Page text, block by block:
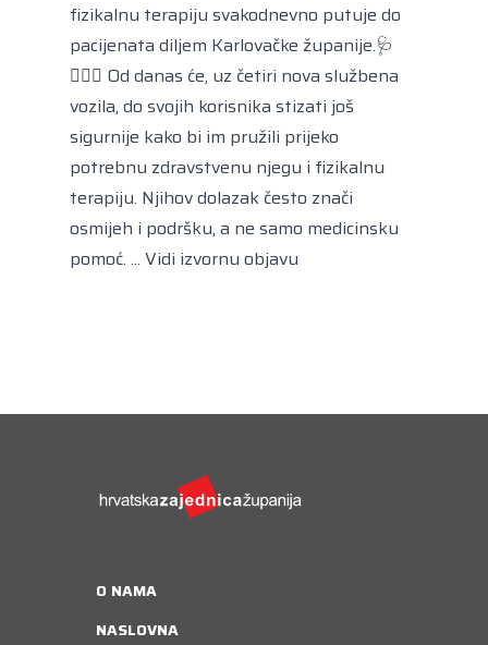
fizikalnu terapiju svakodnevno putuje do
pacijenata diljem Karlovačke županije.🩺
👩🏻‍⚕️ Od danas će, uz četiri nova službena
vozila, do svojih korisnika stizati još
sigurnije kako bi im pružili prijeko
potrebnu zdravstvenu njegu i fizikalnu
terapiju. Njihov dolazak često znači
osmijeh i podršku, a ne samo medicinsku
pomoć. ... Vidi izvornu objavu
O NAMA
NASLOVNA